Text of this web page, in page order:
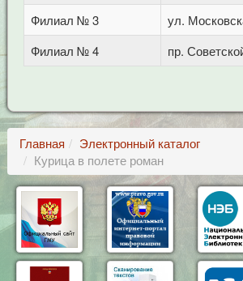
Филиал № 3
ул.
Филиал № 4
пр.
Главная
Электронный каталог
Курица в полете роман